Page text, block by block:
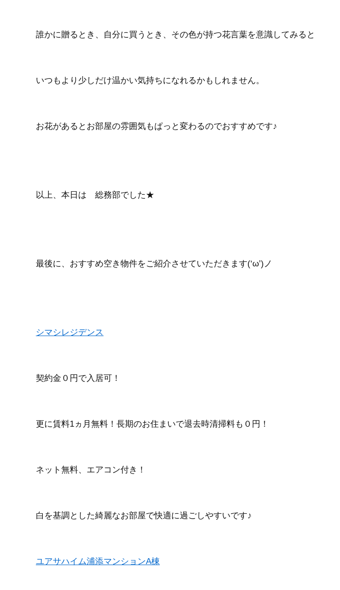
誰かに贈るとき、自分に買うとき、その色が持つ花言葉を意識してみると
いつもより少しだけ温かい気持ちになれるかもしれません。
お花があるとお部屋の雰囲気もぱっと変わるのでおすすめです♪
以上、本日は 総務部でした★
最後に、おすすめ空き物件をご紹介させていただきます(‘ω’)ノ
シマシレジデンス
契約金０円で入居可！
更に賃料1ヵ月無料！長期のお住まいで退去時清掃料も０円！
ネット無料、エアコン付き！
白を基調とした綺麗なお部屋で快適に過ごしやすいです♪
ユアサハイム浦添マンションA棟